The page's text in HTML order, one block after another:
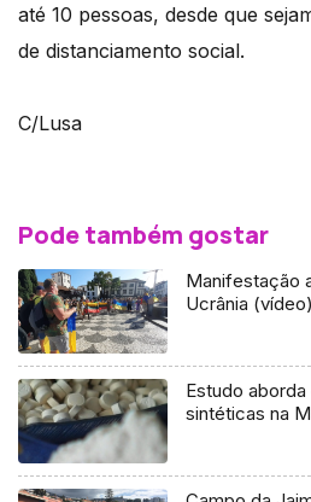
até 10 pessoas, desde que
de distanciamento social.
C/Lusa
Pode também gostar
Manifestação
Ucrânia (vídeo)
Estudo
sintéticas na